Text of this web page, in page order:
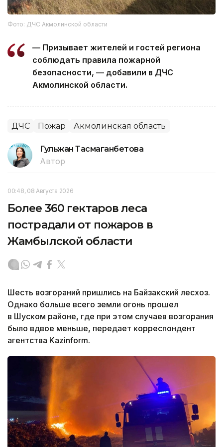
Фото: ДЧС Акмолинской области
— Призывает жителей и гостей региона
соблюдать правила пожарной
безопасности, — добавили в ДЧС
Акмолинской области.
ДЧС Пожар Акмолинская область
Гульжан Тасмаганбетова
Автор
00:48, 08 Августа 2026
Более 360 гектаров леса
пострадали от пожаров в
Жамбылской области
Шесть возгораний пришлись на Байзакский лесхоз.
Однако больше всего земли огонь прошел
в Шуском районе, где при этом случаев возгорания
было вдвое меньше, передает корреспондент
агентства Kazinform.